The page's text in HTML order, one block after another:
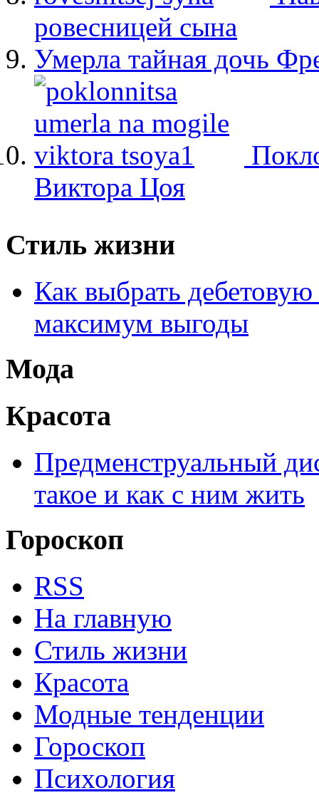
ровесницей сына
Умерла тайная дочь
Виктора Цоя
Стиль жизни
Как выбрать дебетовую
максимум выгоды
Мода
Красота
Предменструальный
такое и как с ним жить
Гороскоп
RSS
На главную
Стиль жизни
Красота
Модные тенденции
Гороскоп
Психология